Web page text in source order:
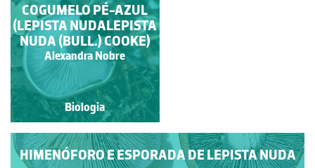
ESTRELA-DA-TERRA
Alexandra Nobre
Biologia
COGUMELO PÉ-AZUL
(LEPISTA NUDALEPISTA
NUDA (BULL.) COOKE)
Alexandra Nobre
Biologia
HIMENÓFORO E ESPORADA DE LEPISTA NUDA